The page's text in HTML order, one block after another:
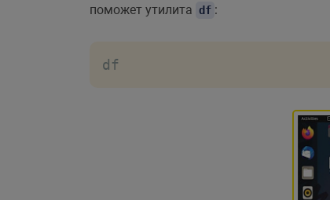
поможет утилита df :
df